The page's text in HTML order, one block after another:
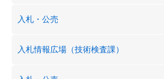
入札・公売
入札情報広場（技術検査課）